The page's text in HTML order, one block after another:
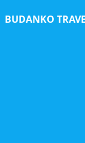
BUDANKO